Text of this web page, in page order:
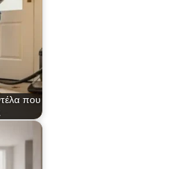
που